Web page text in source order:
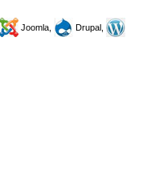
Joomla,
Drupal,